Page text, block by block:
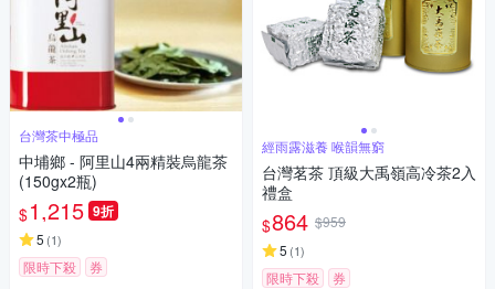
台灣茶中極品
中埔鄉 - 阿里山4兩精裝烏龍茶
(150gx2瓶)
$1,215 9折
5 (1)
限時下殺 券
經雨露滋養 喉韻無窮
台灣茗茶 頂級大禹嶺高冷茶2入
禮盒
$864 $959
5 (1)
限時下殺 券